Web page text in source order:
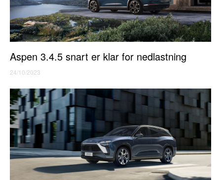
Aspen 3.4.5 snart er klar for nedlastning
24/10/2023